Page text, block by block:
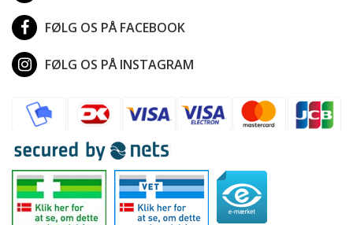
FØLG OS PÅ FACEBOOK
FØLG OS PÅ INSTAGRAM